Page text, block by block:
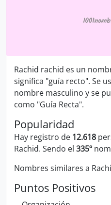
Rachid rachid es un
significa "guía recto". Se
nombre masculino y se
como "Guía Recta".
Popularidad
Hay registro de 12.618
Rachid. Sendo el 335º
Nombres similares a
Puntos Positivos